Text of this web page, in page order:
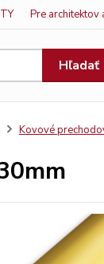
Pre architektov
Hľadať
Kovové